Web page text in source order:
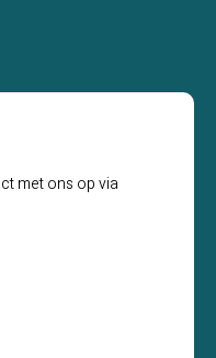
met ons op via